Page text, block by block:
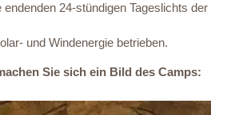
24-stündigen Tageslichts der
und Windenergie betrieben.
Sie sich ein Bild des Camps: